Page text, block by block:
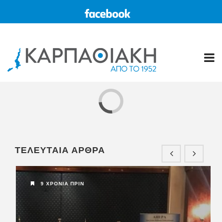
Η “ΚΑΡΠΑΘΙΑΚΗ” στο διαδίκτυο
www.karpa...
5 ΧΡΌΝΙΑ ΠΡΙΝ
ΤΕΛΕΥΤΑΙΑ ΑΡΘΡΑ
9 ΧΡΌΝΙΑ ΠΡΙΝ